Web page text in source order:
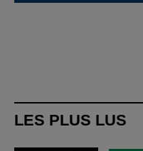
LES PLUS LUS